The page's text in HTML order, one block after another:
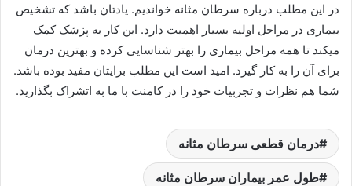
در این مطلب درباره سرطان مثانه خواندیم. یادتان باشد که تشخیص
بیماری در مراحل اولیه بسیار اهمیت دارد. این کار به پزشک کمک
میکند تا همه مراحل بیماری را بهتر شناسایی کرده و بهترین درمان
برای آن را به کار گیرد. امید است این مطلب برایتان مفید بوده باشد.
شما هم نظرات و تجربیات خود را در کامنت با ما به اتشراک بگذارید.
درمان قطعی سرطان مثانه
طول عمر بیماران سرطان مثانه